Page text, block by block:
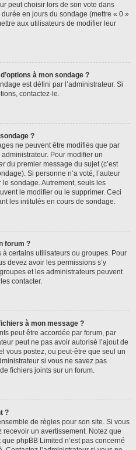
peut choisir lors de son vote dans
en jours du sondage (mettre « 0 »
aux utilisateurs de modifier leur
à mon sondage ?
est défini par l’administrateur. Si
contactez-le.
?
ne peuvent être modifiés que par
Pour modifier un
du premier message du sujet (c’est
Si personne n’a voté, l’auteur
sondage. Autrement, seuls les
le modifier ou le supprimer. Ceci
les intitulés en cours de sondage.
forum ?
certains utilisateurs ou groupes. Pour
devez avoir les permissions s’y
et les administrateurs peuvent
contacter.
à mon message ?
peut être accordée par forum, par
peut ne pas avoir autorisé l’ajout de
vous postez, ou peut-être que seul un
si vous ne savez pas
fichiers joints sur un forum.
?
de règles pour son site. Si vous
un avertissement. Notez que
phpBB Limited n’est pas concerné